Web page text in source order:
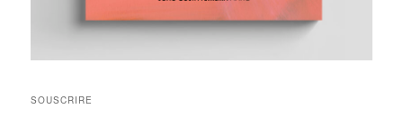
SOUSCRIRE